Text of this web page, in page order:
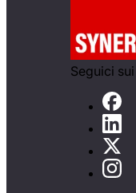
Seguici